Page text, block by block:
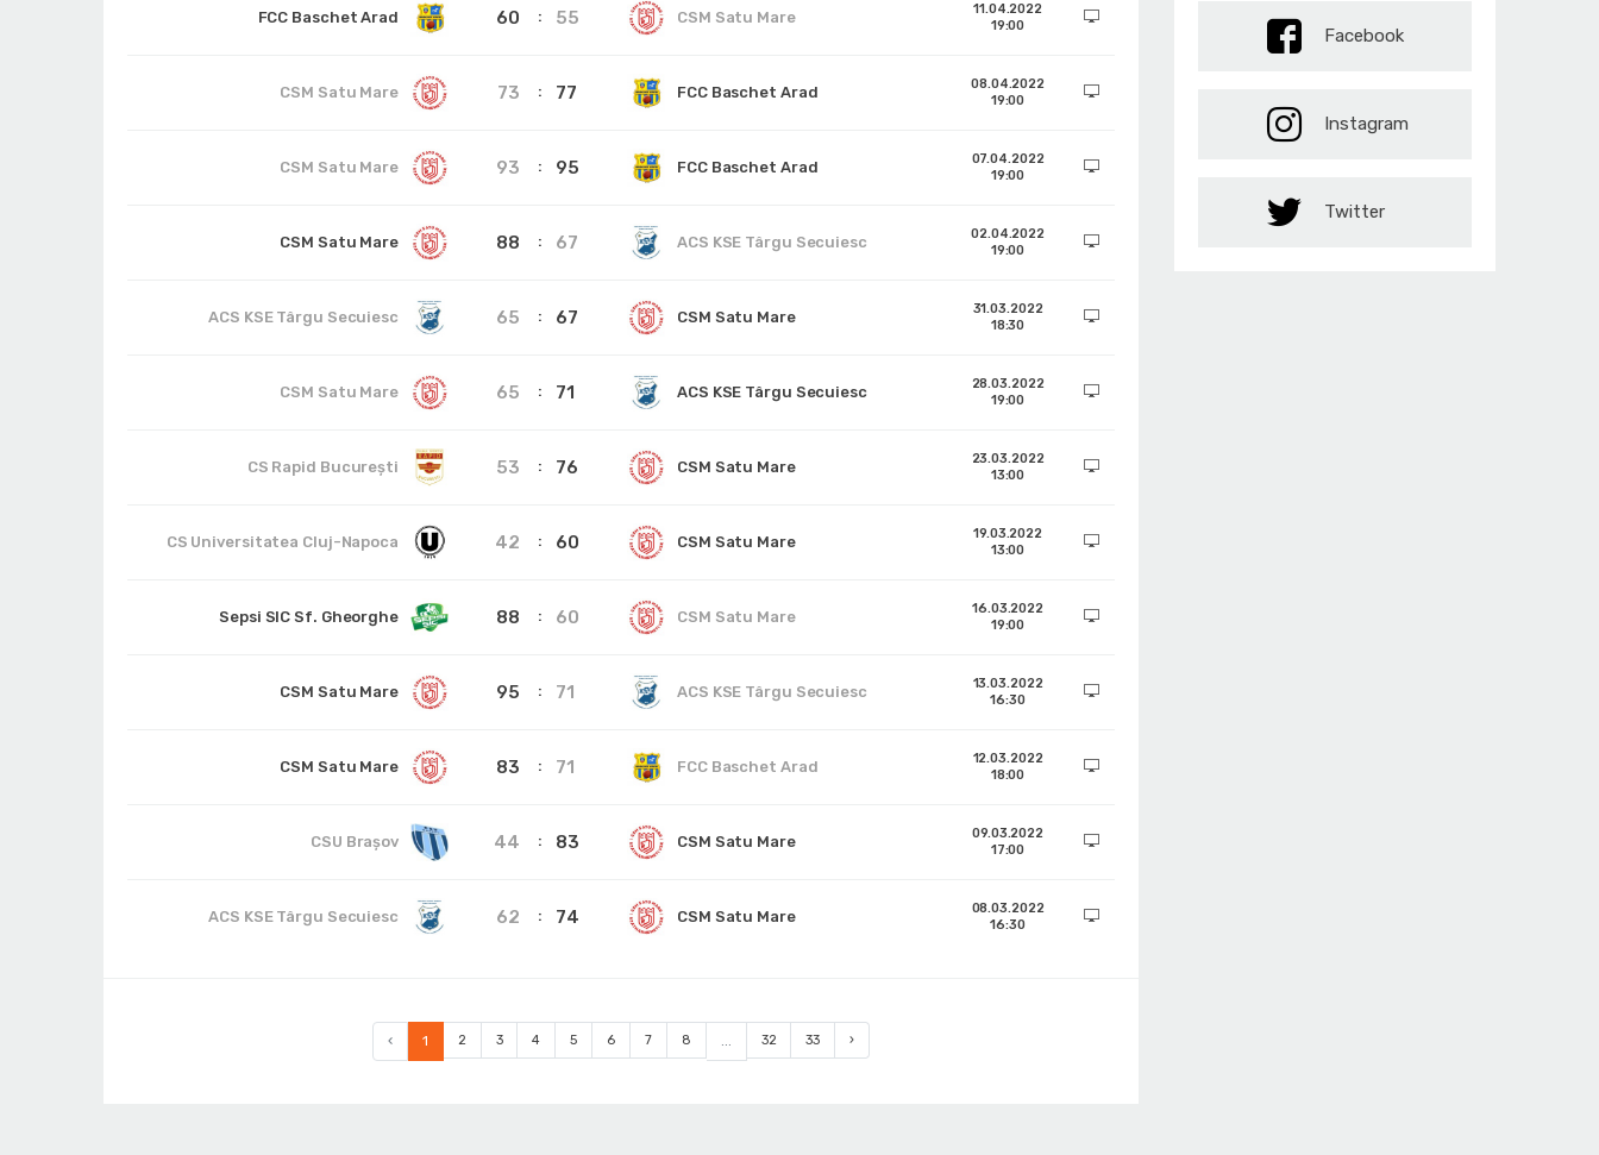
FCC Baschet Arad 60 55 CSM Satu Mare
11.04.2022
19:00
CSM Satu Mare 73 77 FCC Baschet Arad
08.04.2022
19:00
CSM Satu Mare 93 95 FCC Baschet Arad
07.04.2022
19:00
CSM Satu Mare 88 67 ACS KSE Târgu Secuiesc
02.04.2022
19:00
ACS KSE Târgu Secuiesc 65 67 CSM Satu Mare
31.03.2022
18:30
CSM Satu Mare 65 71 ACS KSE Târgu Secuiesc
28.03.2022
19:00
CS Rapid București 53 76 CSM Satu Mare
23.03.2022
13:00
CS Universitatea Cluj-Napoca 42 60 CSM Satu Mare
19.03.2022
13:00
Sepsi SIC Sf. Gheorghe 88 60 CSM Satu Mare
16.03.2022
19:00
CSM Satu Mare 95 71 ACS KSE Târgu Secuiesc
13.03.2022
16:30
CSM Satu Mare 83 71 FCC Baschet Arad
12.03.2022
18:00
CSU Braşov 44 83 CSM Satu Mare
09.03.2022
17:00
ACS KSE Târgu Secuiesc 62 74 CSM Satu Mare
08.03.2022
16:30
‹ 1 2 3 4 5 6 7 8 ... 32 33 ›
Facebook
Instagram
Twitter